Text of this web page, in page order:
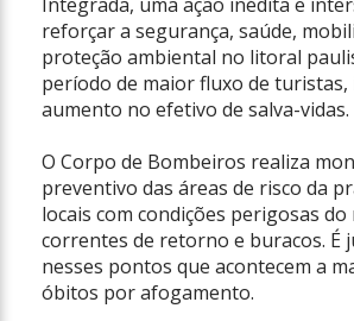
reforçar a segurança, saúde,
proteção ambiental no litoral
período de maior fluxo de turistas,
aumento no efetivo de salva-vidas.
O Corpo de Bombeiros realiza
preventivo das áreas de risco da
locais com condições perigosas do
correntes de retorno e buracos. É
nesses pontos que acontecem a
óbitos por afogamento.